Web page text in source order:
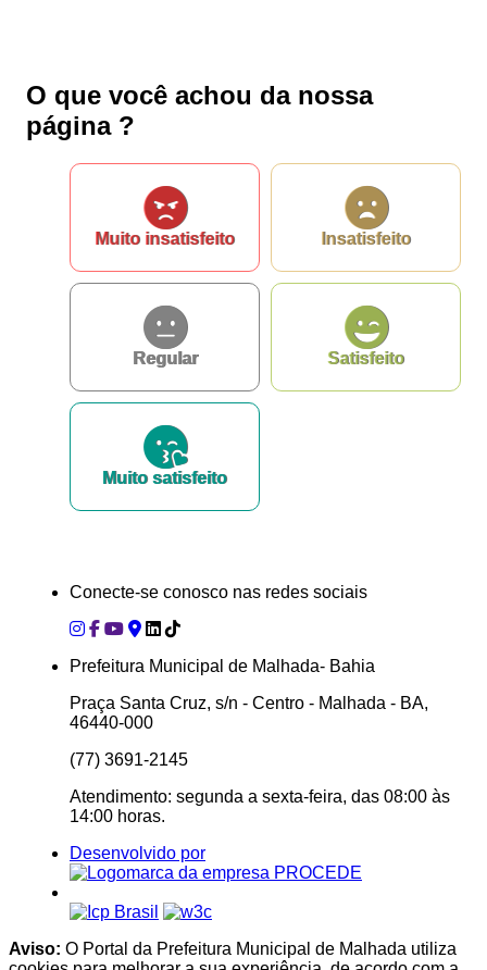
O que você achou da nossa
página ?
Muito insatisfeito Insatisfeito
Regular Satisfeito
Muito satisfeito
Conecte-se conosco nas redes sociais
Prefeitura Municipal de Malhada- Bahia
Praça Santa Cruz, s/n - Centro - Malhada - BA,
46440-000
(77) 3691-2145
Atendimento: segunda a sexta-feira, das 08:00 às
14:00 horas.
Desenvolvido por
Aviso: O Portal da Prefeitura Municipal de Malhada utiliza